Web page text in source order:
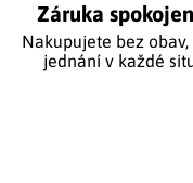
Záruka
Nakupujete bez
jednání v každé